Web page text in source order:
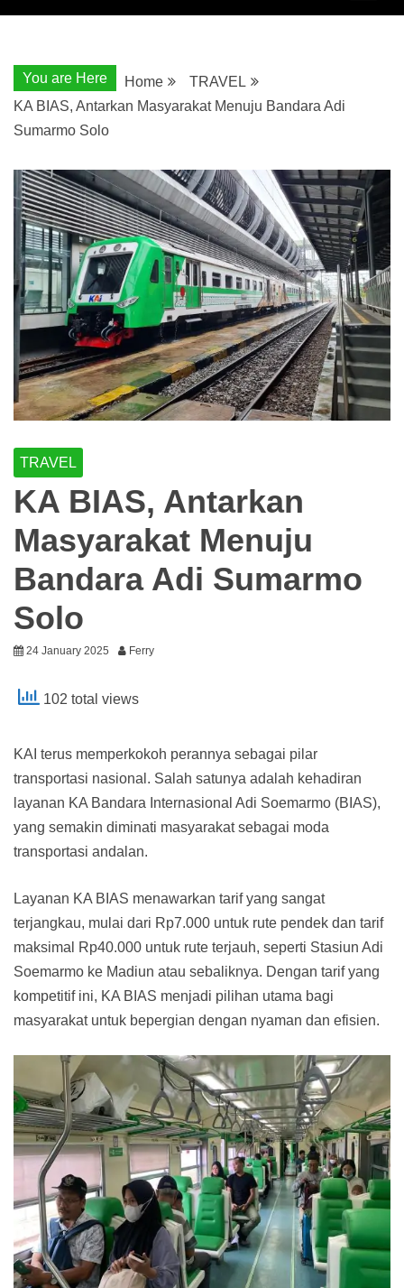
You are Here Home
TRAVEL
KA BIAS, Antarkan Masyarakat Menuju Bandara Adi
Sumarmo Solo
TRAVEL
KA BIAS, Antarkan
Masyarakat Menuju
Bandara Adi Sumarmo
Solo
24 January 2025 Ferry
102 total views
KAI terus memperkokoh perannya sebagai pilar
transportasi nasional. Salah satunya adalah kehadiran
layanan KA Bandara Internasional Adi Soemarmo (BIAS),
yang semakin diminati masyarakat sebagai moda
transportasi andalan.
Layanan KA BIAS menawarkan tarif yang sangat
terjangkau, mulai dari Rp7.000 untuk rute pendek dan tarif
maksimal Rp40.000 untuk rute terjauh, seperti Stasiun Adi
Soemarmo ke Madiun atau sebaliknya. Dengan tarif yang
kompetitif ini, KA BIAS menjadi pilihan utama bagi
masyarakat untuk bepergian dengan nyaman dan efisien.